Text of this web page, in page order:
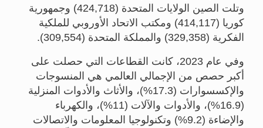
وتلت الصين الولايات المتحدة (424,718) وجمهورية
كوريا (414,117) ومكتب الاتحاد الأوروبي للملكية
الفكرية (329,358) والمملكة المتحدة (309,554).
وفي عام 2023، كانت القطاعات التي حصلت على
أكبر حصص من الإجمالي العالمي هي المنسوجات
والإكسسوارات (17.3%)، والأثاث والأدوات المنزلية
(16.9%)، والأدوات والآلات (11%)، والكهرباء
والإضاءة (9.2%) وتكنولوجيا المعلومات والاتصالات